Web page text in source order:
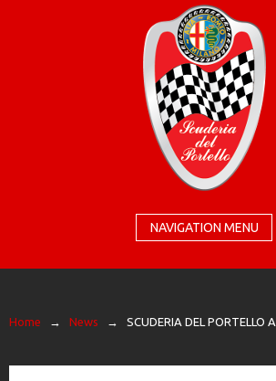
NAVIGATION MENU
Home → News → SCUDERIA DEL PORTELLO A MILANO AUTOCLASSICA 2022